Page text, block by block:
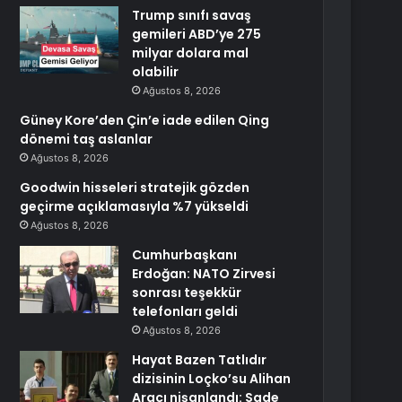
Trump sınıfı savaş
gemileri ABD’ye 275
milyar dolara mal
olabilir
Ağustos 8, 2026
Güney Kore’den Çin’e iade edilen Qing
dönemi taş aslanlar
Ağustos 8, 2026
Goodwin hisseleri stratejik gözden
geçirme açıklamasıyla %7 yükseldi
Ağustos 8, 2026
Cumhurbaşkanı
Erdoğan: NATO Zirvesi
sonrası teşekkür
telefonları geldi
Ağustos 8, 2026
Hayat Bazen Tatlıdır
dizisinin Loçko’su Alihan
Aracı nişanlandı: Sade